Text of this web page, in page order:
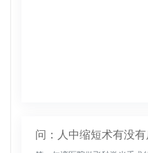
问：人中缩短术有没